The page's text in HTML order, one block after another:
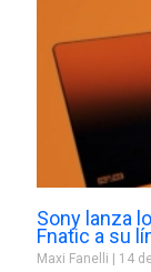
Sony lanza
Fnatic a su
Maxi Fanelli 14